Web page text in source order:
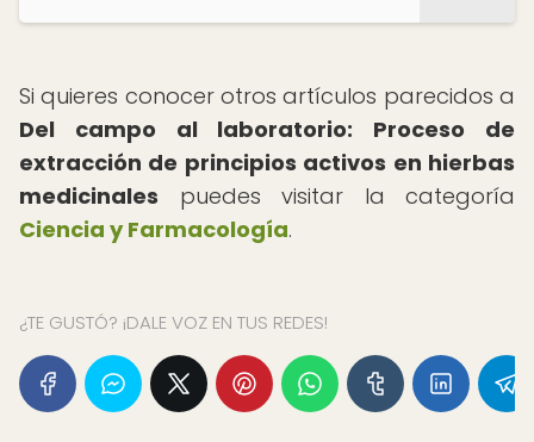
Si quieres conocer otros artículos parecidos a
Del campo al laboratorio: Proceso de
extracción de principios activos en hierbas
medicinales puedes visitar la categoría
Ciencia y Farmacología.
¿TE GUSTÓ? ¡DALE VOZ EN TUS REDES!